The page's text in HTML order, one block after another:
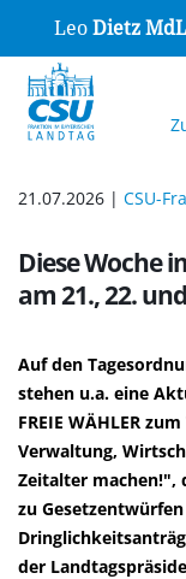
Leo Dietz MdL
21.07.2026 | CSU-
Diese Woche
am 21., 22.
Auf den
stehen u.a. eine
FREIE WÄHLER
Verwaltung,
Zeitalter machen!",
zu
der